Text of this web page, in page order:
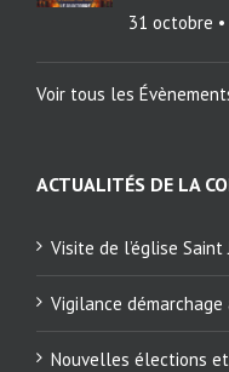
31 octobre
Voir tous les
ACTUALITÉS DE LA
Visite de l’église
Vigilance démarchage
Nouvelles élections